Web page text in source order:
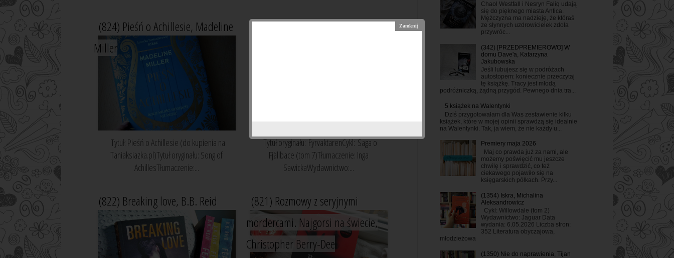
(824) Pieśń o Achillesie, Madeline
Miller
Tytuł: Pieśń o Achillesie (do kupienia na
Taniaksiazka.pl)Tytuł oryginału: Song of
AchillesTłumaczenie:...
(823) Latarnik, Camilla Läckberg
Tytuł oryginału: FyrvaktarenCykl: Saga o
Fjällbace (tom 7)Tłumaczenie: Inga
SawickaWydawnictwo:...
(822) Breaking love, B.B. Reid
(821) Rozmowy z seryjnymi
mordercami. Najgorsi na świecie,
Christopher Berry-Dee
Chaol Westfall i Nesryn Faliq udają
się do pięknego miasta Antica.
Mężczyzna ma nadzieję, że któraś
ze słynnych uzdrowicielek zdoła
przywróc...
(342) [PRZEDPREMIEROWO] W
domu Dave'a, Katarzyna
Jakubowska
Jeśli lubujesz się w podróżach
autostopem: koniecznie przeczytaj
tę książkę. Tracy jest młodą
podróżniczką, żądną przygód. Pewnego dnia tra...
5 książek na Walentynki
Dziś przygotowałam dla Was zestawienie kilku
książek, które w mojej opinii sprawdzą się idealnie
na Walentynki. Tak, ja wiem, że nie każdy u...
Premiery maja 2026
Maj co prawda już za nami, ale
możemy poświęcić mu jeszcze
chwilę i sprawdzić, co też
ciekawego pojawiło się na
księgarskich półkach. Przy...
(1354) Iskra, Michalina
Aleksandrowicz
Cykl: Willowdale (tom 2)
Wydawnictwo: Jaguar Data
wydania: 6.05.2026 Liczba stron:
352 Literatura obyczajowa,
młodzieżowa
(1350) Nie do naprawienia, Tijan